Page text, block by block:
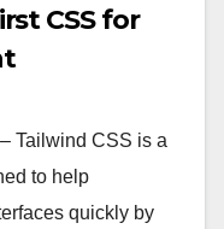
CSS for
Tailwind CSS is a
to help
quickly by